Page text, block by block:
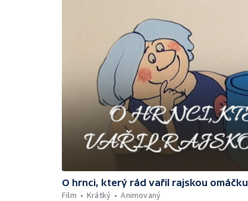
O hrnci, který rád vařil rajskou omáčku
Film
Krátký Animovaný